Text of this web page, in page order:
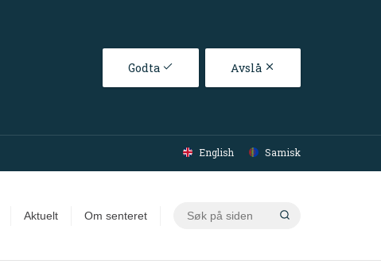
Godta Avslå
English Samisk
Aktuelt Om senteret
Søk